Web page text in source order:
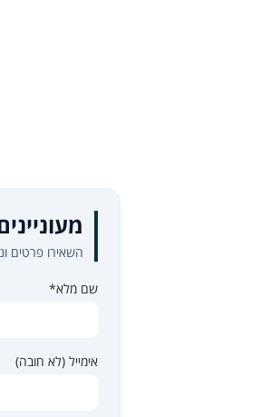
השאירו פרטים
שם מלא*
אימייל (לא חובה)